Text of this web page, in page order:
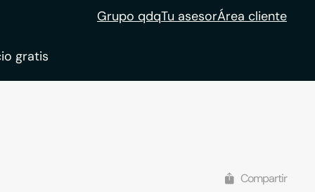
Grupo qdqTu asesorÁrea cliente
gratis
Compartir